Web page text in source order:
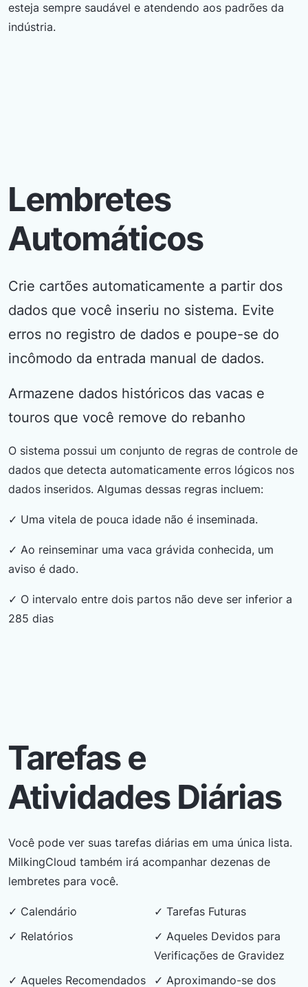
esteja sempre saudável e atendendo aos padrões da
indústria.
Lembretes
Automáticos
Crie cartões automaticamente a partir dos
dados que você inseriu no sistema. Evite
erros no registro de dados e poupe-se do
incômodo da entrada manual de dados.
Armazene dados históricos das vacas e
touros que você remove do rebanho
O sistema possui um conjunto de regras de controle de
dados que detecta automaticamente erros lógicos nos
dados inseridos. Algumas dessas regras incluem:
✓ Uma vitela de pouca idade não é inseminada.
✓ Ao reinseminar uma vaca grávida conhecida, um
aviso é dado.
✓ O intervalo entre dois partos não deve ser inferior a
285 dias
Tarefas e
Atividades Diárias
Você pode ver suas tarefas diárias em uma única lista.
MilkingCloud também irá acompanhar dezenas de
lembretes para você.
✓ Calendário
✓ Tarefas Futuras
✓ Relatórios
✓ Aqueles Devidos para
Verificações de Gravidez
✓ Aqueles Recomendados
✓ Aproximando-se dos